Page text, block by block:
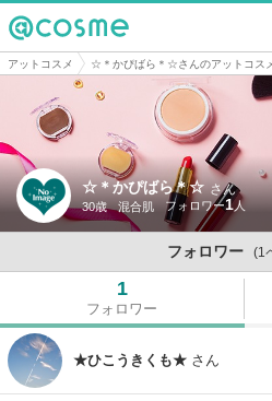
@cosme
アットコスメ ☆＊かぴばら＊☆さんのアットコス
☆＊かぴばら＊☆ さん
30歳 混合肌 1
フォロワー (1
1
フォロワー
★ひこうきくも★ さん